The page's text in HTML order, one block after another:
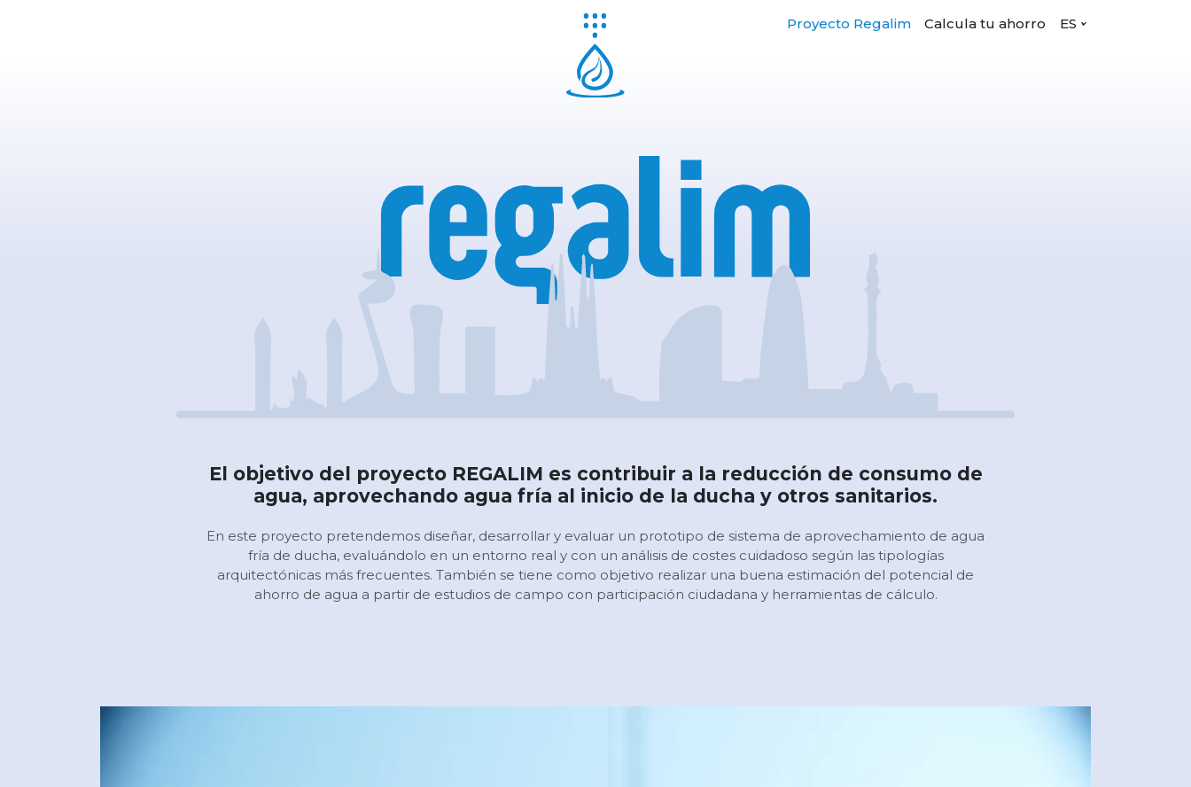
Proyecto Regalim Calcula tu ahorro ES
El objetivo del proyecto REGALIM es contribuir a la reducción de consumo de
agua, aprovechando agua fría al inicio de la ducha y otros sanitarios.
En este proyecto pretendemos diseñar, desarrollar y evaluar un prototipo de sistema de aprovechamiento de agua
fría de ducha, evaluándolo en un entorno real y con un análisis de costes cuidadoso según las tipologías
arquitectónicas más frecuentes. También se tiene como objetivo realizar una buena estimación del potencial de
ahorro de agua a partir de estudios de campo con participación ciudadana y herramientas de cálculo.